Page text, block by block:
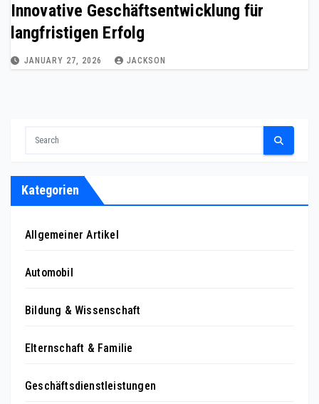
Innovative Geschäftsentwicklung für
langfristigen Erfolg
JANUARY 27, 2026 JACKSON
Kategorien
Allgemeiner Artikel
Automobil
Bildung & Wissenschaft
Elternschaft & Familie
Geschäftsdienstleistungen